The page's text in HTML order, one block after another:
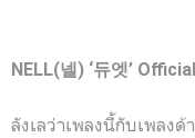
NELL(넬) ‘듀엣’
ลังเลว่าเพลงนี้กับเพลง